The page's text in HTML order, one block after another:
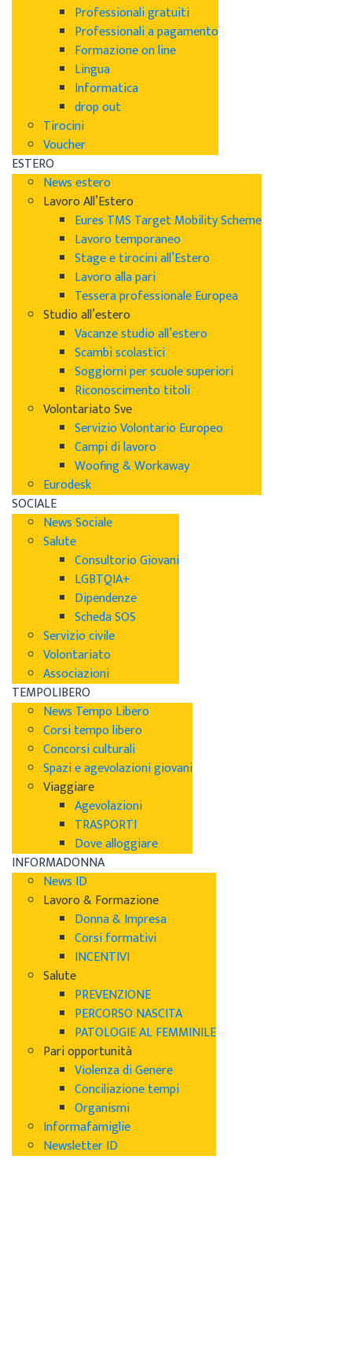
Professionali gratuiti
Professionali a pagamento
Formazione on line
Lingua
Informatica
drop out
Tirocini
Voucher
ESTERO
News estero
Lavoro All’Estero
Eures TMS Target Mobility Scheme
Lavoro temporaneo
Stage e tirocini all’Estero
Lavoro alla pari
Tessera professionale Europea
Studio all’estero
Vacanze studio all’estero
Scambi scolastici
Soggiorni per scuole superiori
Riconoscimento titoli
Volontariato Sve
Servizio Volontario Europeo
Campi di lavoro
Woofing & Workaway
Eurodesk
SOCIALE
News Sociale
Salute
Consultorio Giovani
LGBTQIA+
Dipendenze
Scheda SOS
Servizio civile
Volontariato
Associazioni
TEMPOLIBERO
News Tempo Libero
Corsi tempo libero
Concorsi culturali
Spazi e agevolazioni giovani
Viaggiare
Agevolazioni
TRASPORTI
Dove alloggiare
INFORMADONNA
News ID
Lavoro & Formazione
Donna & Impresa
Corsi formativi
INCENTIVI
Salute
PREVENZIONE
PERCORSO NASCITA
PATOLOGIE AL FEMMINILE
Pari opportunità
Violenza di Genere
Conciliazione tempi
Organismi
Informafamiglie
Newsletter ID